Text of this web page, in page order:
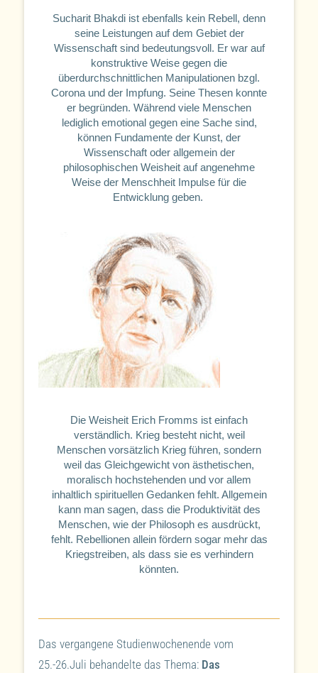
Sucharit Bhakdi ist ebenfalls kein Rebell, denn
seine Leistungen auf dem Gebiet der
Wissenschaft sind bedeutungsvoll. Er war auf
konstruktive Weise gegen die
überdurchschnittlichen Manipulationen bzgl.
Corona und der Impfung. Seine Thesen konnte
er begründen. Während viele Menschen
lediglich emotional gegen eine Sache sind,
können Fundamente der Kunst, der
Wissenschaft oder allgemein der
philosophischen Weisheit auf angenehme
Weise der Menschheit Impulse für die
Entwicklung geben.
Die Weisheit Erich Fromms ist einfach
verständlich. Krieg besteht nicht, weil
Menschen vorsätzlich Krieg führen, sondern
weil das Gleichgewicht von ästhetischen,
moralisch hochstehenden und vor allem
inhaltlich spirituellen Gedanken fehlt. Allgemein
kann man sagen, dass die Produktivität des
Menschen, wie der Philosoph es ausdrückt,
fehlt. Rebellionen allein fördern sogar mehr das
Kriegstreiben, als dass sie es verhindern
könnten.
Das vergangene Studienwochenende vom
25.-26.Juli behandelte das Thema: Das